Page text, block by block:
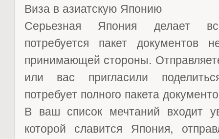
Виза в азиатскую Японию
Серьезная Япония делает
потребуется пакет
принимающей стороны.
или вас пригласили
потребует полного пакета
В ваш список мечтаний входит
которой славится Япония,